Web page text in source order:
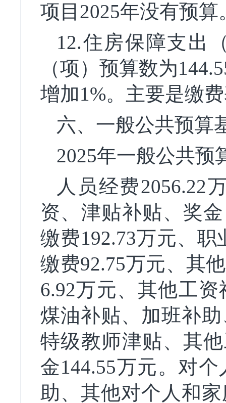
项目2025年没有预算
12.住房保障支出
（项）预算数为
增加1%。主要是缴
六、一般公共预算
2025年一般公共预
人员经费2056.22
资、津贴补贴、奖
缴费192.73万元、
缴费92.75万元、其
6.92万元、其他工
煤油补贴、加班补
特级教师津贴、其
金144.55万元。对
助、其他对个人和